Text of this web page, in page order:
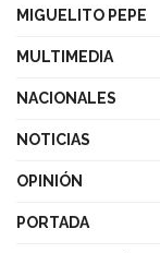
MIGUELITO PEPE
MULTIMEDIA
NACIONALES
NOTICIAS
OPINIÓN
PORTADA